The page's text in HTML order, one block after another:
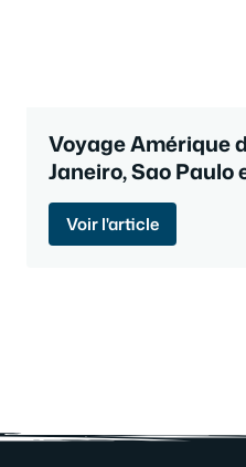
Voyage Amérique
Janeiro, Sao Paulo
Voir l'article